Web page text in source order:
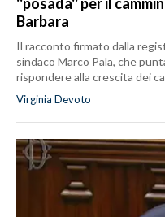
Barbara
Il racconto firmato dalla
sindaco Marco Pala, che
rispondere alla crescita dei
Virginia Devoto